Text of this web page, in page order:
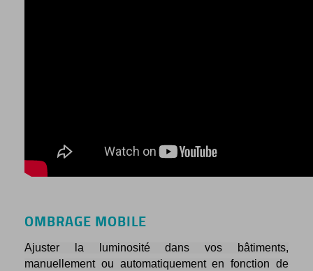
OMBRAGE MOBILE
Ajuster la luminosité dans vos bâtiments,
manuellement ou automatiquement en fonction de